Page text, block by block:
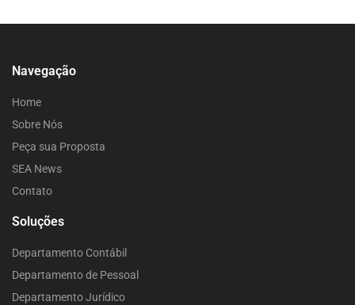
Navegação
Home
Sobre Nós
Peça sua Proposta
SEA News
Contato
Soluções
Departamento Contábil
Departamento de Pessoal
Departamento Jurídico